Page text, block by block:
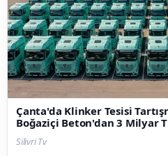
Çanta'da Klinker Tesisi
Boğaziçi Beton'dan 3 Milyar
Silivri Tv